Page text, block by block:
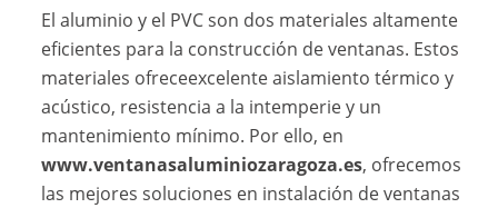
El aluminio y el PVC son dos materiales altamente
eficientes para la construcción de ventanas. Estos
materiales ofreceexcelente aislamiento térmico y
acústico, resistencia a la intemperie y un
mantenimiento mínimo. Por ello, en
www.ventanasaluminiozaragoza.es, ofrecemos
las mejores soluciones en instalación de ventanas